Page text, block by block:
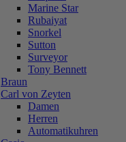
Marine Star
Rubaiyat
Snorkel
Sutton
Surveyor
Tony Bennett
Braun
Carl von Zeyten
Damen
Herren
Automatikuhren